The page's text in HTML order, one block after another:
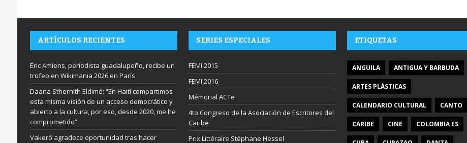
ARTÍCULOS RECIENTES
Éric Amiens, periodista guadalupeño, recibe un
trofeo en Wikimania 2026 en París
Daana Sthernith Eldimé: “En Haití compartimos
esta misma visión de un acceso democrático y
abierto a la cultura, por eso, desde 2020, me he
comprometido”
Vakeró agradece oportunidad tras hacer
SERIES ESPECIALES
FEMI 2015
FEMI 2016
Mémorial ACTe
4to Congreso de la Asociación de Escritores del
Caribe
Prix Littéraire Stéphane Hessel
ETIQUETAS
ANGUILA ANTIGUA Y BARBUDA
ARTES PLÁSTICAS
CALENDARIO CULTURAL CANTO
CARIBE CINE COLOMBIA ES